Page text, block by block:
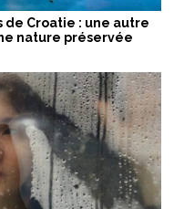
de Croatie : une autre
nature préservée